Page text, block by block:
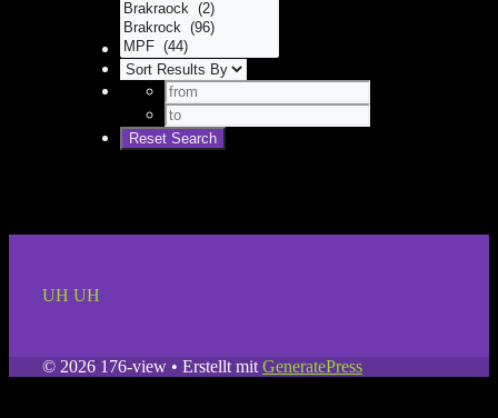
UH UH
© 2026 176-view • Erstellt mit GeneratePress